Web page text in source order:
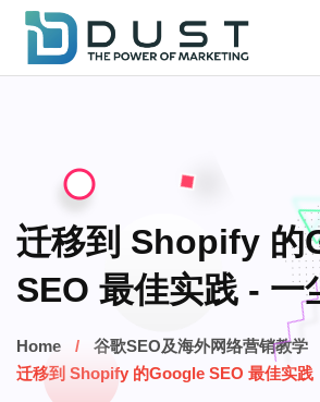
迁移到 Shopify 的
SEO 最佳实践 - 一
Home
谷歌SEO及海外网络营销教学
迁移到 Shopify 的Google SEO 最佳实践